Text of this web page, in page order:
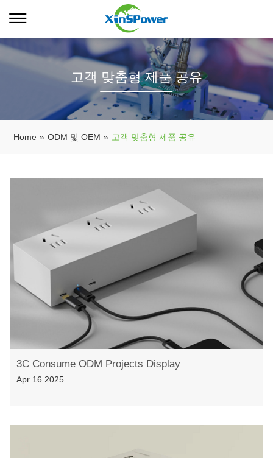
고객 맞춤형 제품 공유
Home » ODM 및 OEM » 고객 맞춤형 제품 공유
3C Consume ODM Projects Display
Apr 16 2025